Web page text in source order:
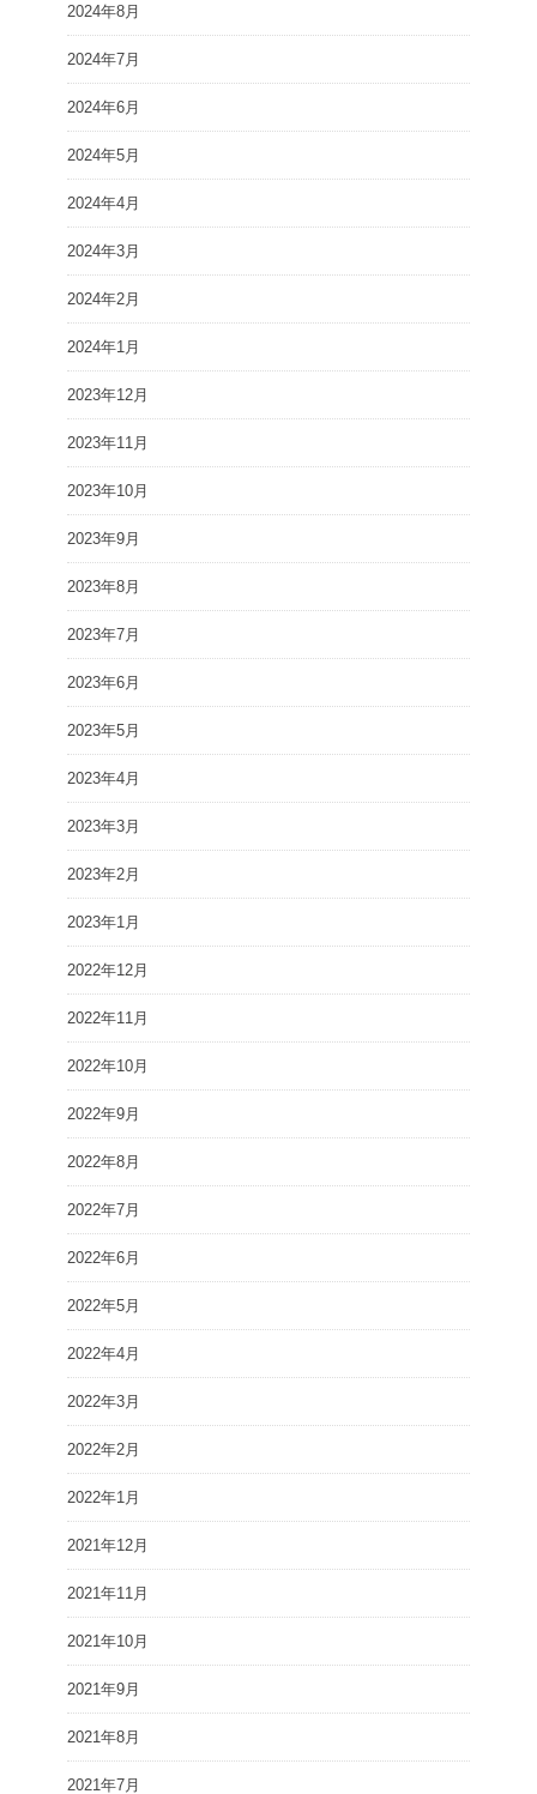
2024年8月
2024年7月
2024年6月
2024年5月
2024年4月
2024年3月
2024年2月
2024年1月
2023年12月
2023年11月
2023年10月
2023年9月
2023年8月
2023年7月
2023年6月
2023年5月
2023年4月
2023年3月
2023年2月
2023年1月
2022年12月
2022年11月
2022年10月
2022年9月
2022年8月
2022年7月
2022年6月
2022年5月
2022年4月
2022年3月
2022年2月
2022年1月
2021年12月
2021年11月
2021年10月
2021年9月
2021年8月
2021年7月